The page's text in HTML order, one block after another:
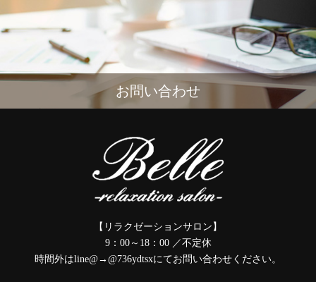
お問い合わせ
【リラクゼーションサロン】
9：00～18：00 ／不定休
時間外はline@→@736ydtsxにてお問い合わせください。